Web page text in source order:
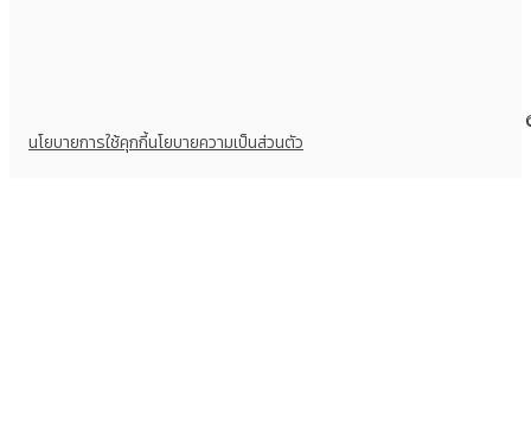
นโยบายการใช้คุกกี้นโยบายความเป็นส่วนตัว